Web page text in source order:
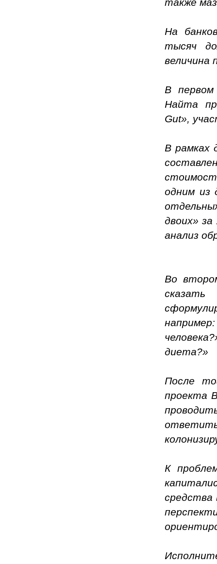
также
На
тысяч
величина
В первом
Найта
Gut»,
В рамках
одним из
двоих»
анализ
Во
диета?»
После
проекта
К
средства